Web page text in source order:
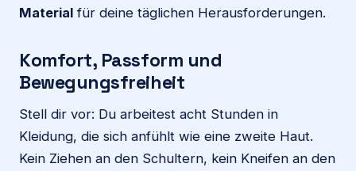
Material für deine täglichen Herausforderungen.
Komfort, Passform und
Bewegungsfreiheit
Stell dir vor: Du arbeitest acht Stunden in
Kleidung, die sich anfühlt wie eine zweite Haut.
Kein Ziehen an den Schultern, kein Kneifen an den